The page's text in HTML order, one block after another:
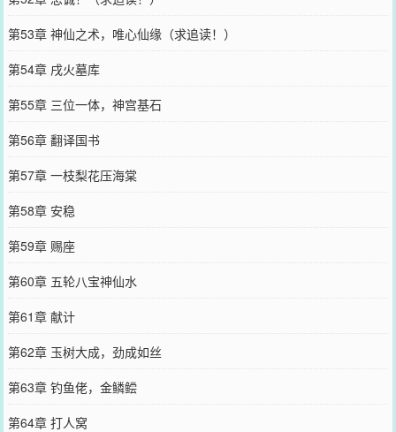
第53章 神仙之术，唯心仙缘（求追读！）
第54章 戌火墓库
第55章 三位一体，神宫基石
第56章 翻译国书
第57章 一枝梨花压海棠
第58章 安稳
第59章 赐座
第60章 五轮八宝神仙水
第61章 献计
第62章 玉树大成，劲成如丝
第63章 钓鱼佬，金鳞鲿
第64章 打人窝